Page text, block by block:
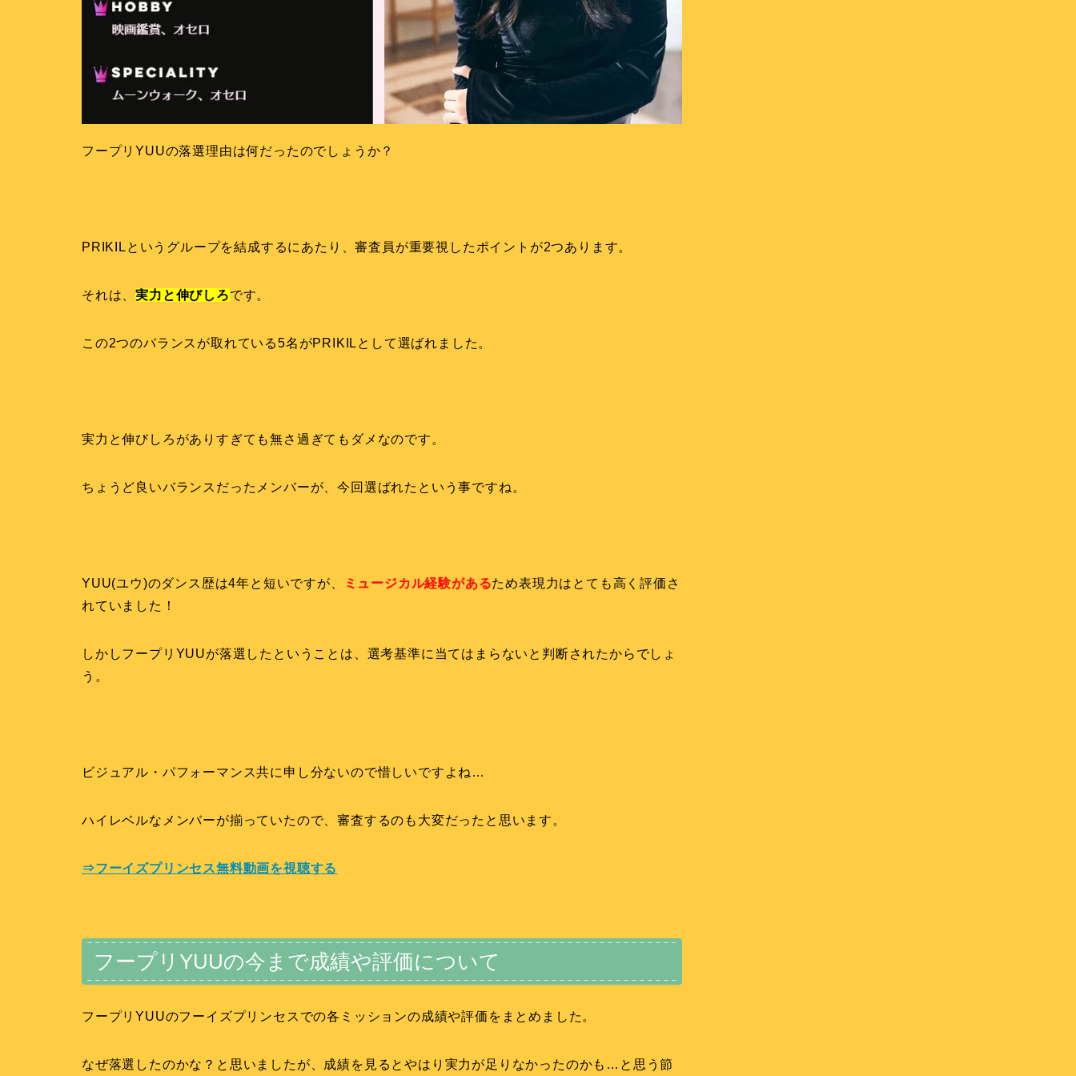
フープリYUUの落選理由は何だったのでしょうか？
PRIKILというグループを結成するにあたり、審査員が重要視したポイントが2つあります。
それは、実力と伸びしろです。
この2つのバランスが取れている5名がPRIKILとして選ばれました。
実力と伸びしろがありすぎても無さ過ぎてもダメなのです。
ちょうど良いバランスだったメンバーが、今回選ばれたという事ですね。
YUU(ユウ)のダンス歴は4年と短いですが、 ミュージカル経験があるため表現力はとても高く評価さ
れていました！
しかしフープリYUUが落選したということは、選考基準に当てはまらないと判断されたからでしょ
う。
ビジュアル・パフォーマンス共に申し分ないので惜しいですよね…
ハイレベルなメンバーが揃っていたので、審査するのも大変だったと思います。
⇒フーイズプリンセス無料動画を視聴する
フープリYUUの今まで成績や評価について
フープリYUUのフーイズプリンセスでの各ミッションの成績や評価をまとめました。
なぜ落選したのかな？と思いましたが、成績を見るとやはり実力が足りなかったのかも…と思う節